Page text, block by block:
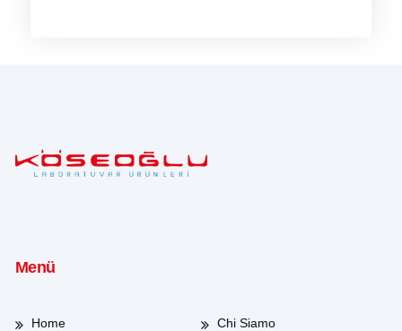
Menü
Home Chi Siamo